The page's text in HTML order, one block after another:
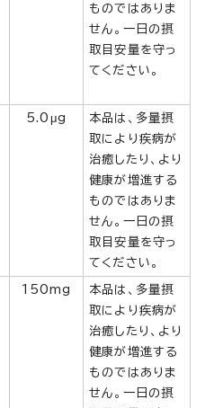
ものではありま
せん。一日の摂
取目安量を守っ
てください。
5.0μg
本品は、多量摂
取により疾病が
治癒したり、より
健康が増進する
ものではありま
せん。一日の摂
取目安量を守っ
てください。
150mg
本品は、多量摂
取により疾病が
治癒したり、より
健康が増進する
ものではありま
せん。一日の摂